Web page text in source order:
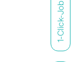
1-Click-Job